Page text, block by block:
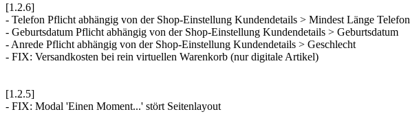
[1.2.6]
- Telefon Pflicht abhängig von der Shop-Einstellung Kundendetails > Mindest Länge Telefon
- Geburtsdatum Pflicht abhängig von der Shop-Einstellung Kundendetails > Geburtsdatum
- Anrede Pflicht abhängig von der Shop-Einstellung Kundendetails > Geschlecht
- FIX: Versandkosten bei rein virtuellen Warenkorb (nur digitale Artikel)
[1.2.5]
- FIX: Modal 'Einen Moment...' stört Seitenlayout